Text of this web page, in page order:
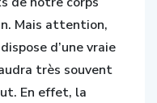
Mais attention,
d’une vraie
très souvent
En effet, la